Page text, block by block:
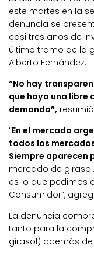
este martes en la
denuncia se
casi tres años de
último tramo de la
Alberto Fernández.
“No hay
que haya una libre
demanda”,
“En el mercado
todos los
Siempre aparecen
mercado de
es lo que pedimos
Consumidor”,
La denuncia
tanto para la
girasol) además